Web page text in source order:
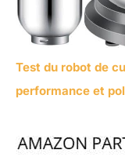
Test du robot de
performance et